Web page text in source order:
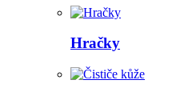
Hračky